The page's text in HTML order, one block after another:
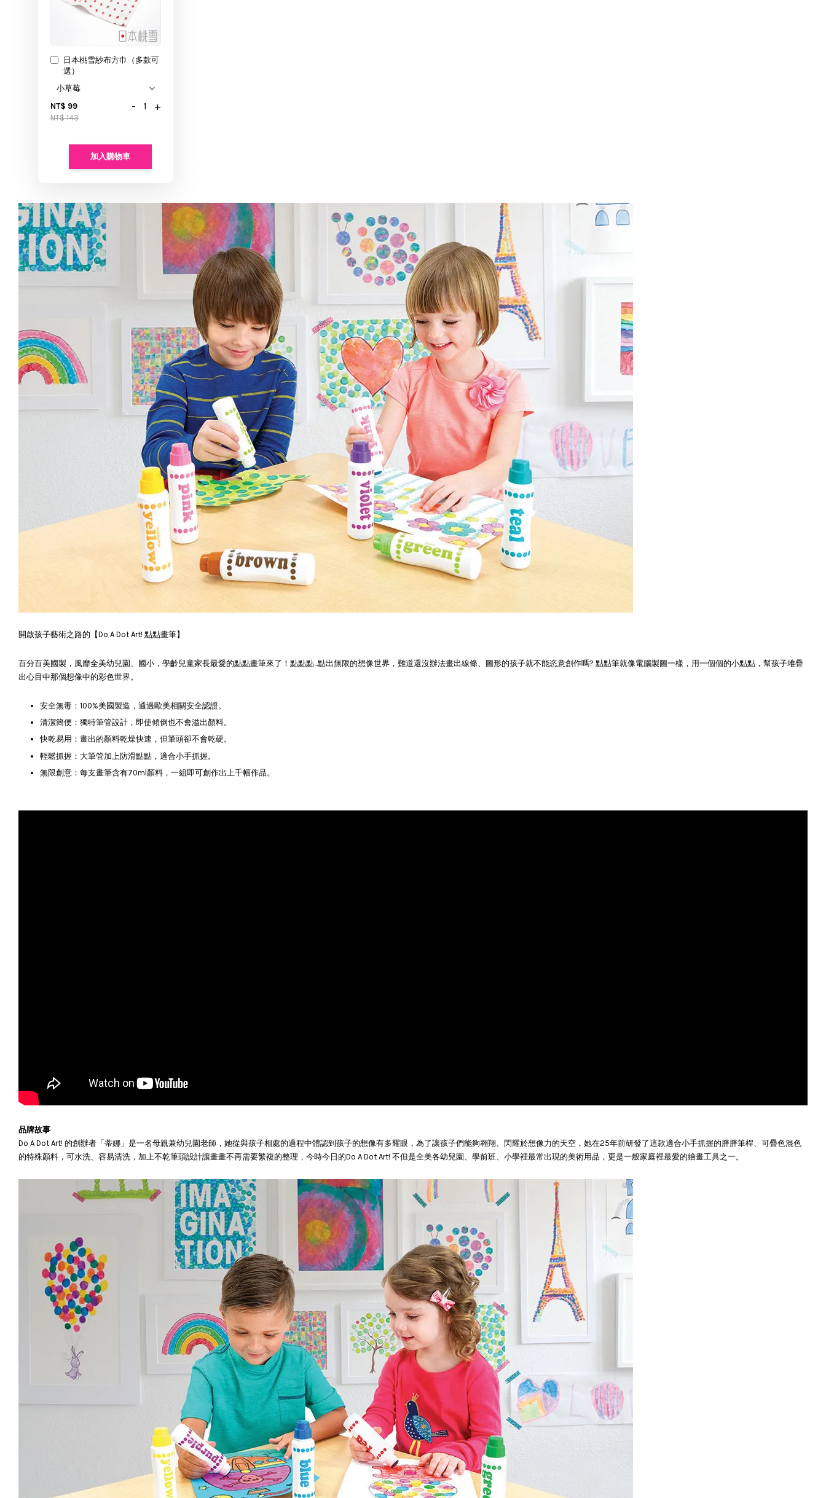
日本桃雪紗布方巾（多款可
選）
NT$ 99
NT$ 143
- +
加入購物車
開啟孩子藝術之路的【Do A Dot Art! 點點畫筆】
百分百美國製，風靡全美幼兒園、國小，學齡兒童家長最愛的點點畫筆來了！點點點...點出無限的想像世界，難道還沒辦法畫出線條、圖形的孩子就不能恣意創作嗎? 點點筆就像電腦製圖一樣，用一個個的小點點，幫孩子堆疊
出心目中那個想像中的彩色世界。
安全無毒：100%美國製造，通過歐美相關安全認證。
清潔簡便：獨特筆管設計，即使傾倒也不會溢出顏料。
快乾易用：畫出的顏料乾燥快速，但筆頭卻不會乾硬。
輕鬆抓握：大筆管加上防滑點點，適合小手抓握。
無限創意：每支畫筆含有70ml顏料，一組即可創作出上千幅作品。
品牌故事
Do A Dot Art! 的創辦者「蒂娜」是一名母親兼幼兒園老師，她從與孩子相處的過程中體認到孩子的想像有多耀眼，為了讓孩子們能夠翱翔、閃耀於想像力的天空，她在25年前研發了這款適合小手抓握的胖胖筆桿、可疊色混色
的特殊顏料，可水洗、容易清洗，加上不乾筆頭設計讓畫畫不再需要繁複的整理，今時今日的Do A Dot Art! 不但是全美各幼兒園、學前班、小學裡最常出現的美術用品，更是一般家庭裡最愛的繪畫工具之一。